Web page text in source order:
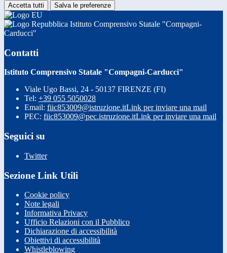
Accetta tutti Salva le preferenze
Istituto Comprensivo Statale "Compagni-
Carducci"
Contatti
Istituto Comprensivo Statale "Compagni-Carducci"
Viale Ugo Bassi, 24 - 50137 FIRENZE (FI)
Tel: +39 055 5050028
Email: fiic853009@istruzione.itLink per inviare una mail
PEC: fiic853009@pec.istruzione.itLink per inviare una mail
Seguici su
Twitter
Sezione Link Utili
Cookie policy
Note legali
Informativa Privacy
Ufficio Relazioni con il Pubblico
Dichiarazione di accessibilità
Obiettivi di accessibilità
Whistleblowing